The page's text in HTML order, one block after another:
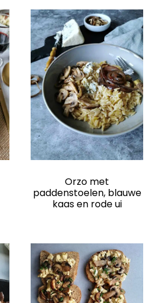
Orzo met
paddenstoelen, blauwe
kaas en rode ui